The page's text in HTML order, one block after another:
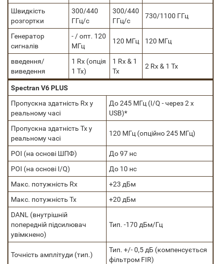
Швидкість
розгортки
300/440
ГГц/с
300/440
ГГц/с
730/1100 ГГц
Генератор
сигналів
- / опт. 120
МГц
120 МГц 120 МГц
введення/
виведення
1 Rx (опція
1 Tx)
1 Rx & 1
Tx
2 Rx & 1 Tx
Spectran V6 PLUS
Пропускна здатність Rx у
реальному часі
До 245 МГц (I/Q - через 2 x
USB)*
Пропускна здатність Tx у
реальному часі
120 МГц (опційно 245 МГц)
POI (на основі ШПФ)
До 97 нс
POI (на основі I/Q)
До 10 нс
Макс. потужність Rx
+23 дБм
Макс. потужність Tx
+20 дБм
DANL (внутрішній
попередній підсилювач
увімкнено)
Тип. -170 дБм/Гц
Точність амплітуди (тип.)
Тип. +/- 0,5 дБ (компенсується
фільтром FIR)